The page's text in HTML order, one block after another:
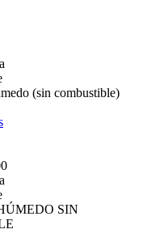
(sin combustible)
SIN